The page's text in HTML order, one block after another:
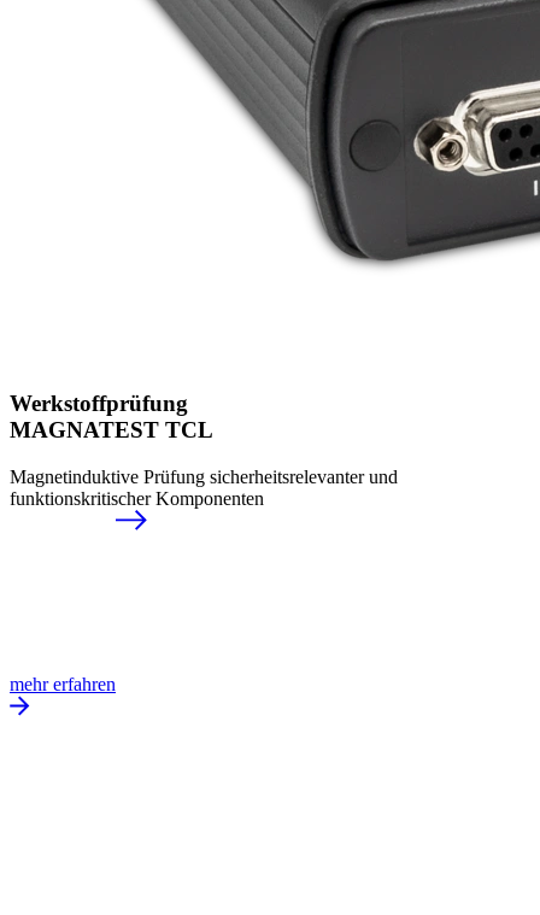
Werkstoffprüfung
MAGNATEST TCL
Magnetinduktive Prüfung sicherheitsrelevanter und
funktionskritischer Komponenten
mehr erfahren